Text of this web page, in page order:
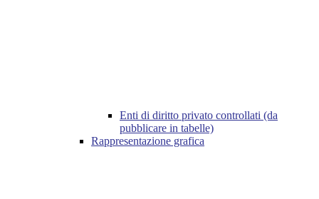
Enti di diritto privato controllati (da
pubblicare in tabelle)
Rappresentazione grafica